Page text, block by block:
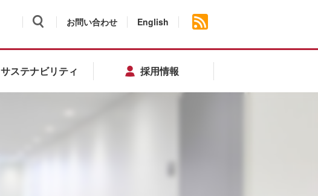
お問い合わせ English
サステナビリティ 採用情報